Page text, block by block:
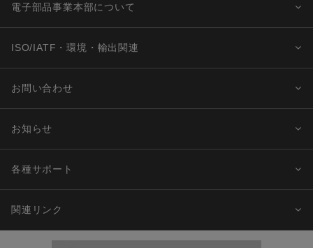
電子部品事業本部について
ISO/IATF・環境・輸出関連
お問い合わせ
お知らせ
各種サポート
関連リンク